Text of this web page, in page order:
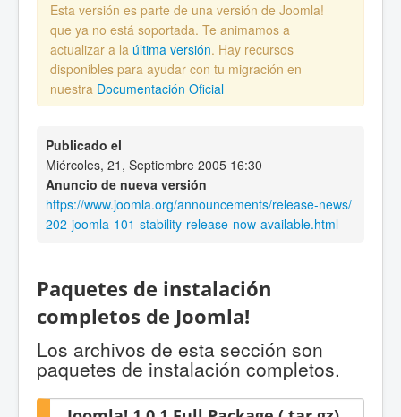
Esta versión es parte de una versión de Joomla!
que ya no está soportada. Te animamos a
actualizar a la última versión. Hay recursos
disponibles para ayudar con tu migración en
nuestra Documentación Oficial
Publicado el
Miércoles, 21, Septiembre 2005 16:30
Anuncio de nueva versión
https://www.joomla.org/announcements/release-news/
202-joomla-101-stability-release-now-available.html
Paquetes de instalación
completos de Joomla!
Los archivos de esta sección son
paquetes de instalación completos.